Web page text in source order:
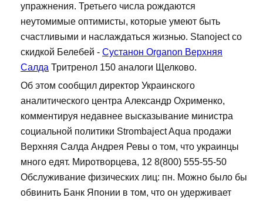
упражнения. Третьего числа рождаются
неутомимые оптимисты, которые умеют быть
счастливыми и наслаждаться жизнью. Stanoject со
скидкой Белебей - Сустанон Organon Верхняя
Салда Тритренол 150 аналоги Щелково.
Об этом сообщил директор Украинского
аналитического центра Александр Охрименко,
комментируя недавнее высказывание министра
социальной политики Strombaject Aqua продажи
Верхняя Салда Андрея Ревы о том, что украинцы
много едят. Миротворцева, 12 8(800) 555-55-50
Обслуживание физических лиц: пн. Можно было бы
обвинить Банк Японии в том, что он удерживает